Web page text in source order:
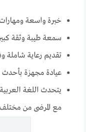
خبرة واسعة
سمعة طيبة وثقة
تقديم رعاية شاملة
عيادة مجهزة بأحدث
يتحدث اللغة العربية
مع المرضى من